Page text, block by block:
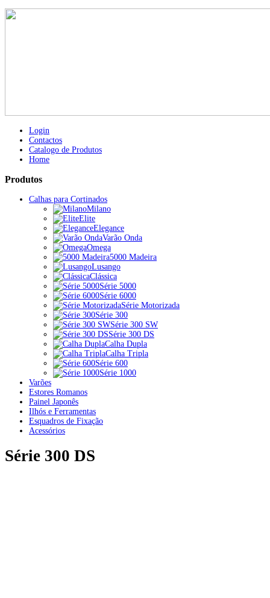
Login
Contactos
Catalogo de Produtos
Home
Produtos
Calhas para Cortinados
Milano
Elite
Elegance
Varão Onda
Omega
5000 Madeira
Lusango
Clássica
Série 5000
Série 6000
Série Motorizada
Série 300
Série 300 SW
Série 300 DS
Calha Dupla
Calha Tripla
Série 600
Série 1000
Varões
Estores Romanos
Painel Japonês
Ilhós e Ferramentas
Esquadros de Fixação
Acessórios
Série 300 DS